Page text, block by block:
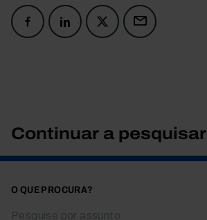
Continuar a pesquisar
O QUE PROCURA?